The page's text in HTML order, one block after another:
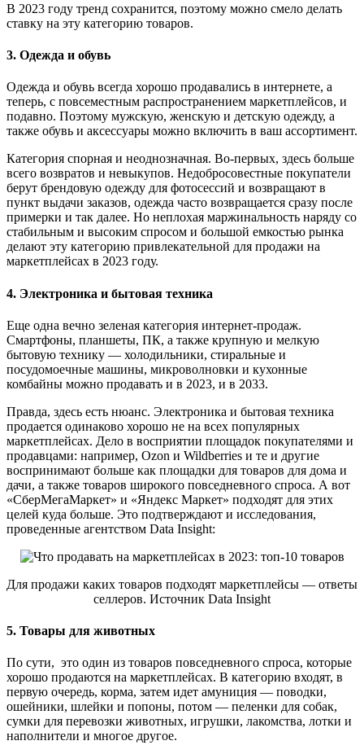
В 2023 году тренд сохранится, поэтому можно смело делать
ставку на эту категорию товаров.
3. Одежда и обувь
Одежда и обувь всегда хорошо продавались в интернете, а
теперь, с повсеместным распространением маркетплейсов, и
подавно. Поэтому мужскую, женскую и детскую одежду, а
также обувь и аксессуары можно включить в ваш ассортимент.
Категория спорная и неоднозначная. Во-первых, здесь больше
всего возвратов и невыкупов. Недобросовестные покупатели
берут брендовую одежду для фотосессий и возвращают в
пункт выдачи заказов, одежда часто возвращается сразу после
примерки и так далее. Но неплохая маржинальность наряду со
стабильным и высоким спросом и большой емкостью рынка
делают эту категорию привлекательной для продажи на
маркетплейсах в 2023 году.
4. Электроника и бытовая техника
Еще одна вечно зеленая категория интернет-продаж.
Смартфоны, планшеты, ПК, а также крупную и мелкую
бытовую технику — холодильники, стиральные и
посудомоечные машины, микроволновки и кухонные
комбайны можно продавать и в 2023, и в 2033.
Правда, здесь есть нюанс. Электроника и бытовая техника
продается одинаково хорошо не на всех популярных
маркетплейсах. Дело в восприятии площадок покупателями и
продавцами: например, Ozon и Wildberries и те и другие
воспринимают больше как площадки для товаров для дома и
дачи, а также товаров широкого повседневного спроса. А вот
«СберМегаМаркет» и «Яндекс Маркет» подходят для этих
целей куда больше. Это подтверждают и исследования,
проведенные агентством Data Insight:
Для продажи каких товаров подходят маркетплейсы — ответы
селлеров. Источник Data Insight
5. Товары для животных
По сути, это один из товаров повседневного спроса, которые
хорошо продаются на маркетплейсах. В категорию входят, в
первую очередь, корма, затем идет амуниция — поводки,
ошейники, шлейки и попоны, потом — пеленки для собак,
сумки для перевозки животных, игрушки, лакомства, лотки и
наполнители и многое другое.